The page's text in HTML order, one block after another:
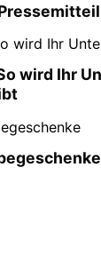
wird Ihr